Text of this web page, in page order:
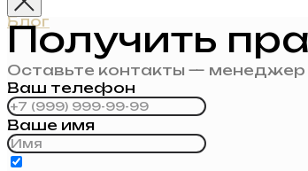
Блог
Получить
Оставьте контакты — менеджер
Ваш телефон
Ваше имя